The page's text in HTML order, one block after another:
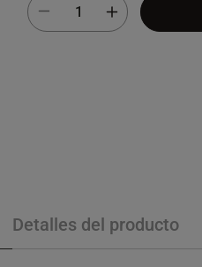
Detalles del producto